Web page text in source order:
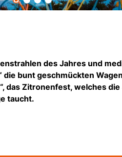
des Jahres und
die bunt geschmückten
das Zitronenfest, welches
taucht.